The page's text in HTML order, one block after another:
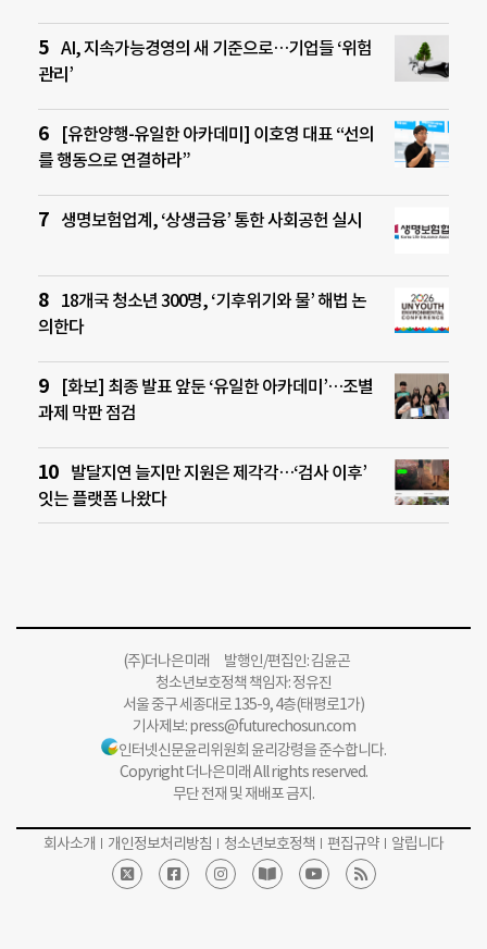
AI, 지속가능경영의 새 기준으로…기업들 ‘위험
관리’
[유한양행-유일한 아카데미] 이호영 대표 “선의
를 행동으로 연결하라”
생명보험업계, ‘상생금융’ 통한 사회공헌 실시
18개국 청소년 300명, ‘기후위기와 물’ 해법 논
의한다
[화보] 최종 발표 앞둔 ‘유일한 아카데미’…조별
과제 막판 점검
발달지연 늘지만 지원은 제각각…‘검사 이후’
잇는 플랫폼 나왔다
(주)더나은미래 발행인/편집인: 김윤곤
청소년보호정책 책임자: 정유진
서울 중구 세종대로 135-9, 4층(태평로1가)
기사제보:press@futurechosun.com
인터넷신문윤리위원회 윤리강령을 준수합니다.
Copyright 더나은미래 All rights reserved.
무단 전재 및 재배포 금지.
회사소개 개인정보처리방침 청소년보호정책 편집규약 알립니다